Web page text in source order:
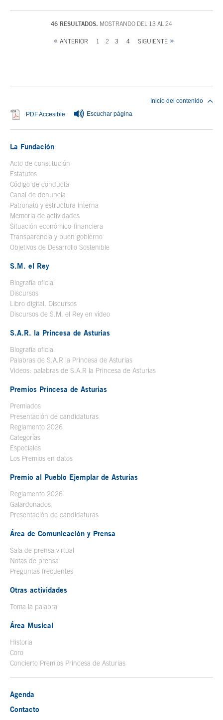
46 RESULTADOS. MOSTRANDO DEL 13 AL 24
ANTERIOR 1 2 3 4 SIGUIENTE
PDF Accesible Se abre en ventana nueva
Escuchar página
Inicio del contenido
La Fundación
Acto de constitución
Estatutos
Código de conducta
Canal de denuncia
Patronato y estructura interna
Memoria de actividades
Situación económico-financiera
Transparencia y buen gobierno
Objetivos de Desarrollo Sostenible
S.M. el Rey
Biografía oficial
Discursos
Libro digital. Discursos
Discursos de S.M. el Rey en vídeo
S.A.R. la Princesa de Asturias
Biografía oficial
Palabras de S.A.R la Princesa de Asturias
Videos: palabras de S.A.R la Princesa de Asturias
Premios Princesa de Asturias
Premiados
Presentación de candidaturas
Reglamento 2026
Categorías
Especiales
Los Premios en datos
Premio al Pueblo Ejemplar de Asturias
Reglamento 2026
Galardonados
Presentación de candidaturas
Área de Comunicación y Prensa
Sala de prensa virtual
Notas de prensa
Preguntas frecuentes
Otras actividades
Toma la palabra
Área Musical
Historia
Coro
Concierto Premios Princesa de Asturias
Agenda
Contacto